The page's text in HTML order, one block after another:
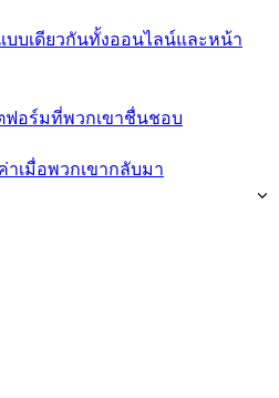
บเดียวกันทั้งออนไลน์และหน้า
ฟอร์มที่พวกเขาชื่นชอบ
เมื่อพวกเขากลับมา